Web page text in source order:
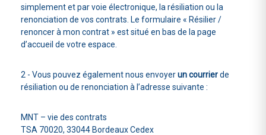
simplement et par voie électronique, la résiliation ou la
renonciation de vos contrats. Le formulaire « Résilier /
renoncer à mon contrat » est situé en bas de la page
d’accueil de votre espace.
2 - Vous pouvez également nous envoyerun courrierde
résiliation ou de renonciation à l’adresse suivante :
MNT – vie des contrats
TSA 70020, 33044 Bordeaux Cedex